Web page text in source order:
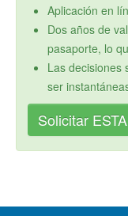
Aplicación en
Dos años de
pasaporte, lo
Las decisiones
ser
Solicitar ESTA